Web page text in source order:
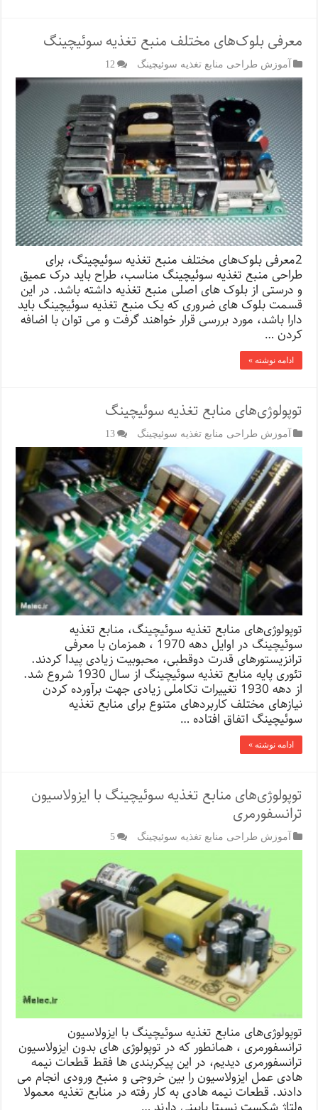
معرفی بلوک‌های مختلف منبع تغذیه سوئیچینگ
آموزش طراحی منابع تغذیه سوئیچینگ 12
2معرفی بلوک‌های مختلف منبع تغذیه سوئیچینگ، برای
طراحی منبع تغذیه سوئیچینگ مناسب، طراح باید درک عمیق
و درستی از بلوک های اصلی منبع تغذیه داشته باشد. در این
قسمت بلوک های ضروری که یک منبع تغذیه سوئیچینگ باید
دارا باشد، مورد بررسی قرار خواهند گرفت و می توان با اضافه
کردن …
ادامه نوشته »
توپولوژی‌های منابع تغذیه سوئیچینگ
آموزش طراحی منابع تغذیه سوئیچینگ 13
توپولوژی‌های منابع تغذیه سوئیچینگ، منابع تغذیه
سوئیچینگ در اوایل دهه 1970 ، همزمان با معرفی
ترانزیستورهای قدرت دوقطبی، محبوبیت زیادی پیدا کردند.
تئوری پایه منابع تغذیه سوئیچینگ از سال 1930 شروع شد.
از دهه 1930 تغییرات تکاملی زیادی جهت برآورده کردن
نیازهای مختلف کاربردهای متنوع برای منابع تغذیه
سوئیچینگ اتفاق افتاده …
ادامه نوشته »
توپولوژی‌های منابع تغذیه سوئیچینگ با ایزولاسیون
ترانسفورمری
آموزش طراحی منابع تغذیه سوئیچینگ 5
توپولوژی‌های منابع تغذیه سوئیچینگ با ایزولاسیون
ترانسفورمری ، همانطور که در توپولوژی های بدون ایزولاسیون
ترانسفورمری دیدیم، در این پیکربندی ها فقط قطعات نیمه
هادی عمل ایزولاسیون را بین خروجی و منبع ورودی انجام می
دادند. قطعات نیمه هادی به کار رفته در منابع تغذیه معمولا